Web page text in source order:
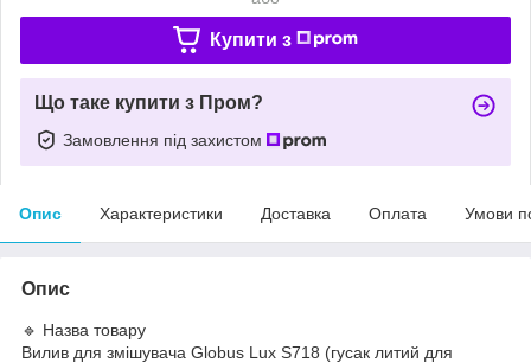
Купити з
Що таке купити з Пром?
Замовлення під захистом
Опис Характеристики Доставка Оплата Умови
Опис
🔹 Назва товару
Вилив для змішувача Globus Lux S718 (гусак литий для